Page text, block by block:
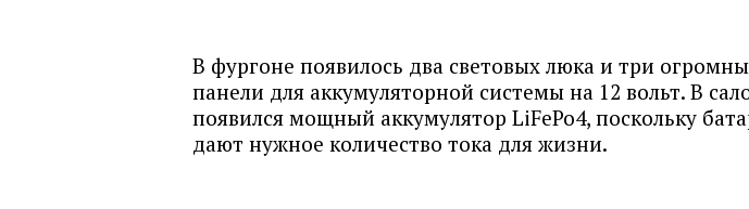
В фургоне появилось два световых люка и три
панели для аккумуляторной системы на 12 вольт. В
появился мощный аккумулятор LiFePo4, поскольку
дают нужное количество тока для жизни.